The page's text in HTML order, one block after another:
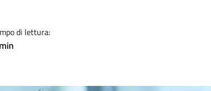
di lettura: